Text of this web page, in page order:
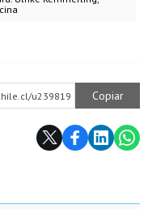
u239819 Copiar